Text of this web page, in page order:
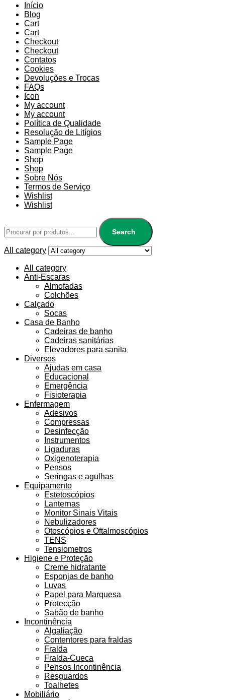
Início
Blog
Cart
Cart
Checkout
Checkout
Contatos
Cookies
Devoluções e Trocas
FAQs
Icon
My account
My account
Política de Qualidade
Resolução de Litígios
Sample Page
Sample Page
Shop
Shop
Sobre Nós
Termos de Serviço
Wishlist
Wishlist
Search
All category
All category
Anti-Escaras
Almofadas
Colchões
Calçado
Socas
Casa de Banho
Cadeiras de banho
Cadeiras sanitárias
Elevadores para sanita
Diversos
Ajudas em casa
Educacional
Emergência
Fisioterapia
Enfermagem
Adesivos
Compressas
Desinfecção
Instrumentos
Ligaduras
Oxigenoterapia
Pensos
Seringas e agulhas
Equipamento
Estetoscópios
Lanternas
Monitor Sinais Vitais
Nebulizadores
Otoscópios e Oftalmoscópios
TENS
Tensiometros
Higiene e Proteção
Creme hidratante
Esponjas de banho
Luvas
Papel para Marquesa
Protecção
Sabão de banho
Incontinência
Algaliação
Contentores para fraldas
Fralda
Fralda-Cueca
Pensos Incontinência
Resguardos
Toalhetes
Mobiliário